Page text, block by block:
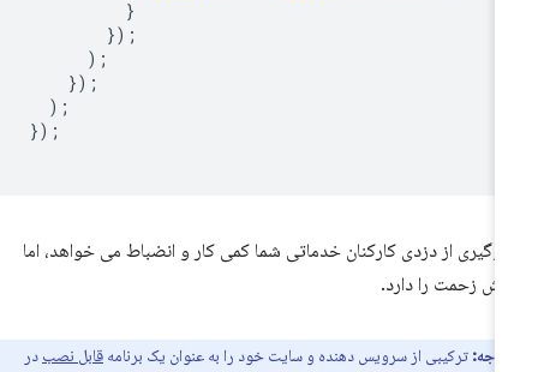
از دزدی کارکنان خدماتی شما کمی کار و انضباط می خواهد، اما
زحمت را دارد.
ترکیبی از سرویس دهنده و سایت خود را به عنوان یک برنامه قابل نصبدر